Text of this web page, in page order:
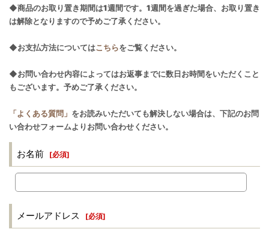
◆商品のお取り置き期間は1週間です。1週間を過ぎた場合、お取り置き
は解除となりますので予めご了承ください。
◆お支払方法についてはこちらをご覧ください。
◆お問い合わせ内容によってはお返事までに数日お時間をいただくこと
もございます。予めご了承ください。
「よくある質問」 をお読みいただいても解決しない場合は、下記のお問
い合わせフォームよりお問い合わせください。
お名前 [必須]
メールアドレス [必須]